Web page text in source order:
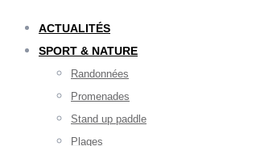
ACTUALITÉS
SPORT & NATURE
Randonnées
Promenades
Stand up paddle
Plages